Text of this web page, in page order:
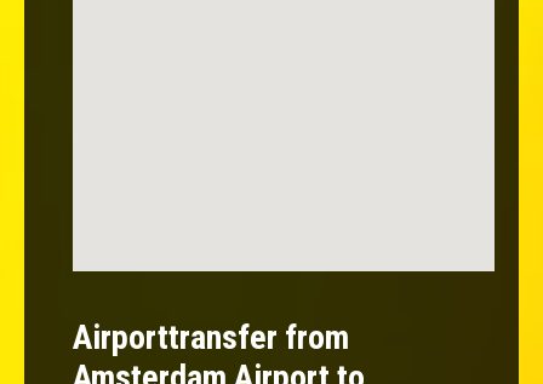
Airporttransfer from